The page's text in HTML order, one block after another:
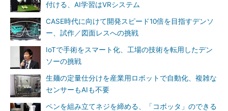
付ける、AI学習はVRシステム
CASE時代に向けて開発スピード10倍を目指すデンソ
ー、試作／図面レスへの挑戦
IoTで手術をスマート化、工場の技術を転用したデン
ソーの挑戦
生麺の定量仕分けを産業用ロボットで自動化、複雑な
センサーもAIも不要
ペンを組み立てネジを締める、「コボッタ」のできる